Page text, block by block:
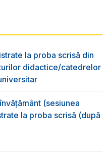
la proba scrisă din
didactice/catedrelor
(sesiunea
la proba scrisă (după